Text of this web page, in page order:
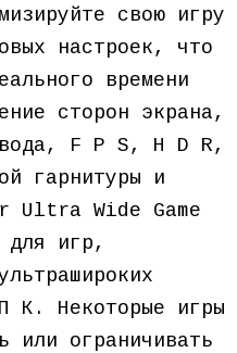
свою игру
настроек, что
времени
сторон экрана,
F P S, H D R,
гарнитуры и
Ultra Wide Game
для игр,
К. Некоторые игры
или ограничивать